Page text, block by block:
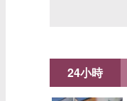
24小時